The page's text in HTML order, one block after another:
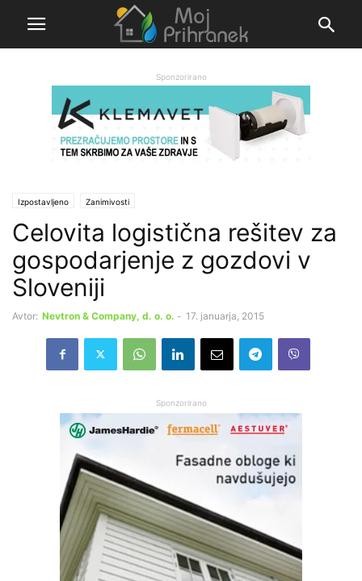
Sponzorirano
Izpostavljeno Zanimivosti
Celovita logistična rešitev za
gospodarjenje z gozdovi v
Sloveniji
Avtor: Nevtron & Company, d. o. o. - 17. januarja, 2015
Sponzorirano